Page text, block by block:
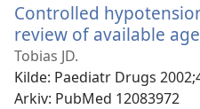
Controlled
review of available
Tobias JD.
Kilde‎: Paediatr Drugs
Arkiv‎: PubMed 12083972